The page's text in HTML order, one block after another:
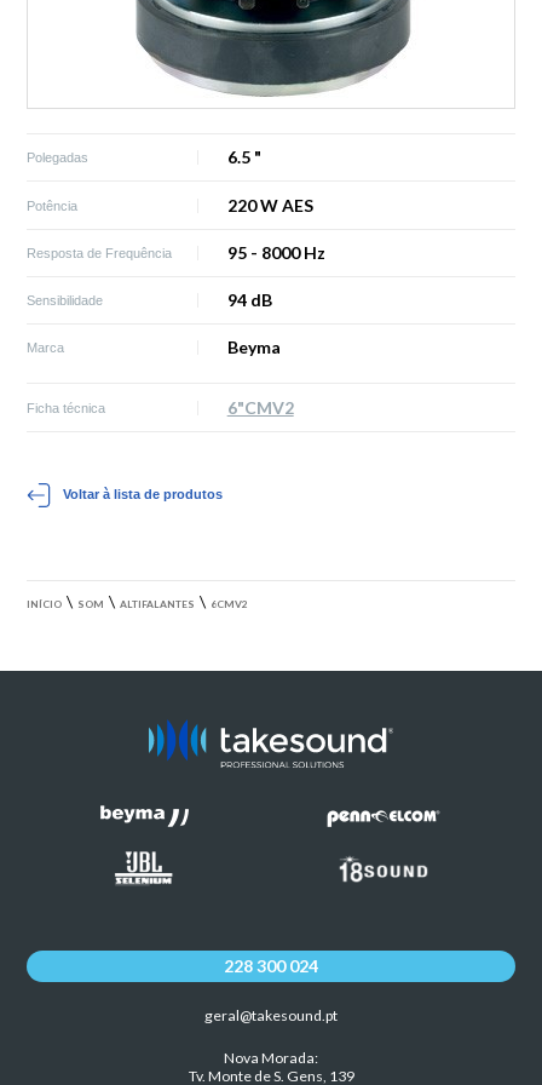
Polegadas 6.5 "
Potência 220 W AES
Resposta de Frequência 95 - 8000 Hz
Sensibilidade 94 dB
Marca Beyma
Ficha técnica 6"CMV2
Voltar à lista de produtos
INÍCIO \ SOM \ ALTIFALANTES \ 6CMV2
228 300 024
geral@takesound.pt
Nova Morada:
Tv. Monte de S. Gens, 139